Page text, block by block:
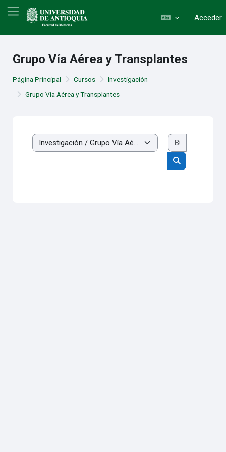
Salta al contenido principal
Panel lateral
Acceder
Grupo Vía Aérea y Transplantes
Página Principal Cursos
Investigación
Grupo Vía Aérea y Transplantes
Categorías
Buscar cursos